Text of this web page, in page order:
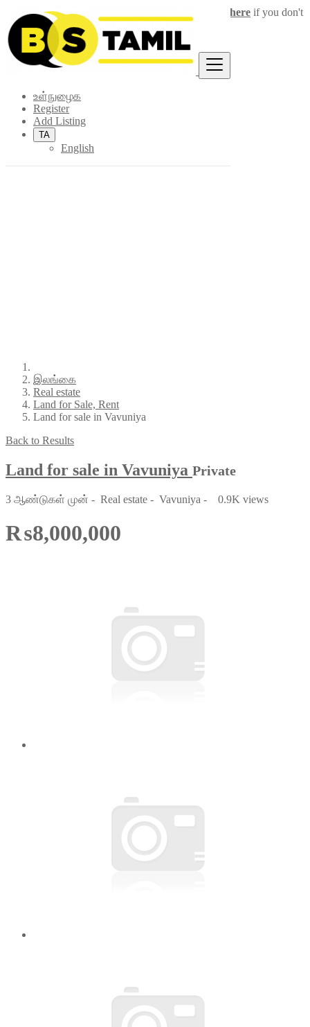
உள்நுழைக
Register
Add Listing
TA
English
Loginfor faster access to the best deals. Click here if you don't
have an account.
இலங்கை
Real estate
Land for Sale, Rent
Land for sale in Vavuniya
Back to Results
Land for sale in Vavuniya Private
3 ஆண்டுகள் முன் - Real estate - Vavuniya - 0.9K views
₨8,000,000